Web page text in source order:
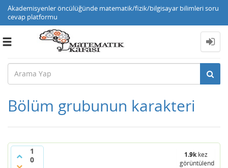
Akademisyenler öncülüğünde matematik/fizik/bilgisayar bilimleri soru
cevap platformu
Toggle
Bölüm grubunun karakteri
1
0
1.9kkez
görüntülendi